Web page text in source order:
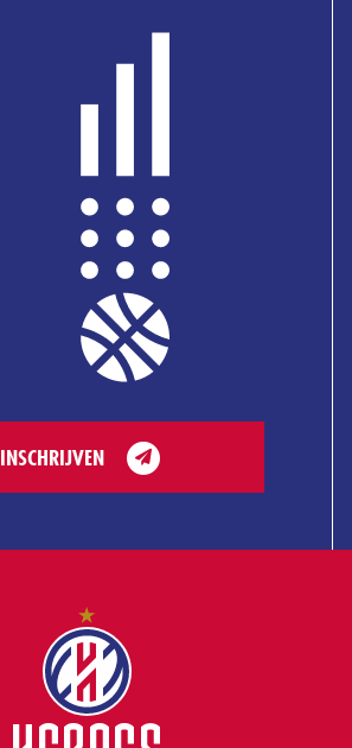
INSCHRIJVEN